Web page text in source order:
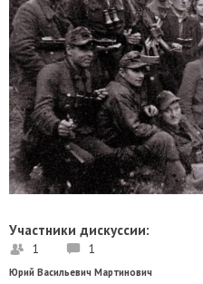
Участники дискуссии:
1 1
Юрий Васильевич Мартинович